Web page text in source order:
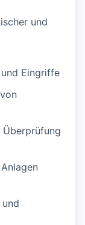
und
Eingriffe
Überprüfung